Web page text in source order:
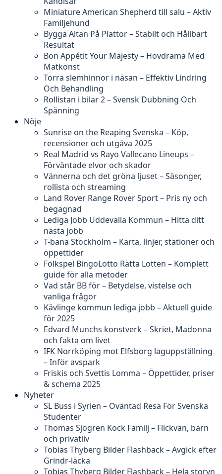
Miniature American Shepherd till salu – Aktiv
Familjehund
Bygga Altan På Plattor – Stabilt och Hållbart
Resultat
Bon Appétit Your Majesty – Hovdrama Med
Matkonst
Torra slemhinnor i näsan – Effektiv Lindring
Och Behandling
Rollistan i bilar 2 – Svensk Dubbning Och
Spänning
Nöje
Sunrise on the Reaping Svenska – Köp,
recensioner och utgåva 2025
Real Madrid vs Rayo Vallecano Lineups –
Förväntade elvor och skador
Vännerna och det gröna ljuset – Säsonger,
rollista och streaming
Land Rover Range Rover Sport – Pris ny och
begagnad
Lediga Jobb Uddevalla Kommun – Hitta ditt
nästa jobb
T-bana Stockholm – Karta, linjer, stationer och
öppettider
Folkspel BingoLotto Rätta Lotten – Komplett
guide för alla metoder
Vad står BB för – Betydelse, vistelse och
vanliga frågor
Kävlinge kommun lediga jobb – Aktuell guide
för 2025
Edvard Munchs konstverk – Skriet, Madonna
och fakta om livet
IFK Norrköping mot Elfsborg laguppställning
– Inför avspark
Friskis och Svettis Lomma – Öppettider, priser
& schema 2025
Nyheter
SL Buss i Syrien – Oväntad Resa För Svenska
Studenter
Thomas Sjögren Kock Familj – Flickvän, barn
och privatliv
Tobias Thyberg Bilder Flashback – Avgick efter
Grindr-läcka
Tobias Thyberg Bilder Flashback – Hela storyn